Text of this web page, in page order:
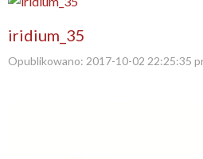
iridium_35
Opublikowano: 2017-10-02 22:25:35